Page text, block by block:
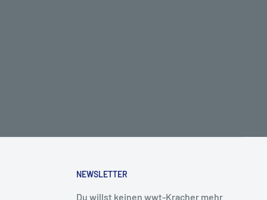
NEWSLETTER
Du willst keinen wwt-Kracher mehr